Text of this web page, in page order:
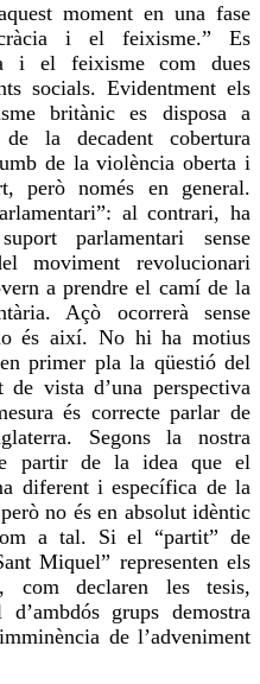
moment en una fase
i el feixisme.” Es
i el feixisme com dues
socials. Evidentment els
britànic es disposa a
la decadent cobertura
de la violència oberta i
però només en general.
al contrari, ha
parlamentari sense
moviment revolucionari
a prendre el camí de la
Açò ocorrerà sense
és així. No hi ha motius
primer pla la qüestió del
vista d’una perspectiva
és correcte parlar de
Segons la nostra
partir de la idea que el
diferent i específica de la
no és en absolut idèntic
a tal. Si el “partit” de
Miquel” representen els
com declaren les tesis,
grups demostra
de l’adveniment